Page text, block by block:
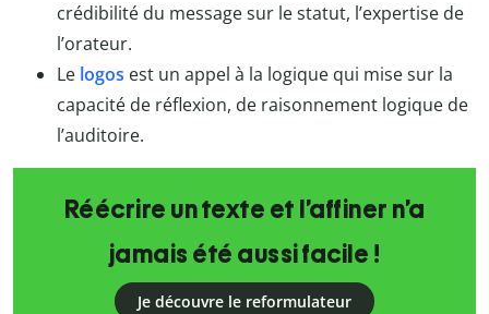
crédibilité du message sur le statut, l’expertise de
l’orateur.
Le logos est un appel à la logique qui mise sur la
capacité de réflexion, de raisonnement logique de
l’auditoire.
Réécrire un texte et l’affiner n’a
jamais été aussi facile !
Je découvre le reformulateur